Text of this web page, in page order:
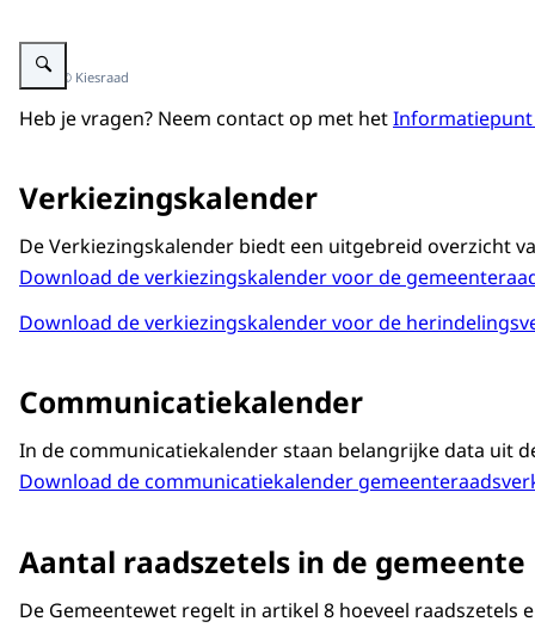
Vergroot afbeelding Medewerkers van het Informatiepunt Verkiezingen
Beeld: © Kiesraad
Heb je vragen? Neem contact op met het
Verkiezingskalender
De Verkiezingskalender biedt een uitgebreid overzicht
Download de verkiezingskalender voor de
Download de verkiezingskalender voor de
Communicatiekalender
In de communicatiekalender staan belangrijke data uit
Download de communicatiekalender
Aantal raadszetels in de gemeente
De Gemeentewet regelt in artikel 8 hoeveel